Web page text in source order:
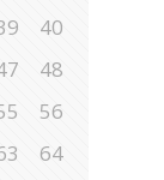
40
48
56
64